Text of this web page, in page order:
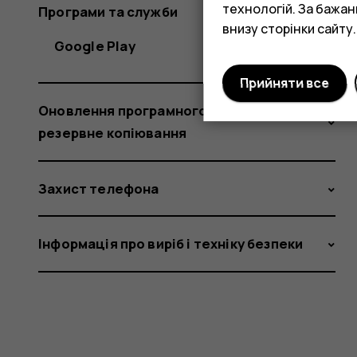
Програми та служби
Google Play
Оновлення програмного забезпечення та
резервне копіювання
Захист телефона
Інформація про виріб і техніку безпеки
технологій. За
внизу сторінки
Прийняти все